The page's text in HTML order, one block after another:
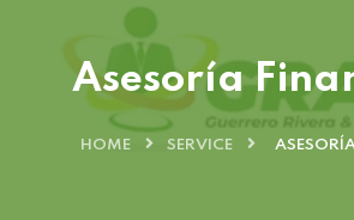
Asesoría
HOME SERVICE